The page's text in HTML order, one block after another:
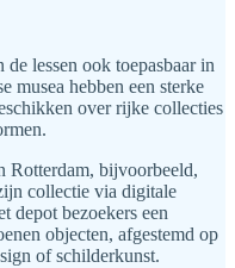
lessen ook toepasbaar in
musea hebben een sterke
over rijke collecties
Rotterdam, bijvoorbeeld,
collectie via digitale
depot bezoekers een
objecten, afgestemd op
of schilderkunst.